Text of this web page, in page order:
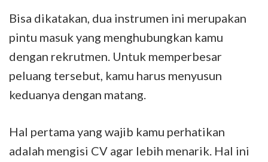
Bisa dikatakan, dua instrumen ini merupakan
pintu masuk yang menghubungkan kamu
dengan rekrutmen. Untuk memperbesar
peluang tersebut, kamu harus menyusun
keduanya dengan matang.
Hal pertama yang wajib kamu perhatikan
adalah mengisi CV agar lebih menarik. Hal ini